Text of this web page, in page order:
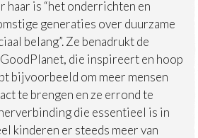
haar is “het onderrichten en
generaties over duurzame
belang”. Ze benadrukt de
die inspireert en hoop
bijvoorbeeld om meer mensen
te brengen en ze errond te
die essentieel is in
kinderen er steeds meer van